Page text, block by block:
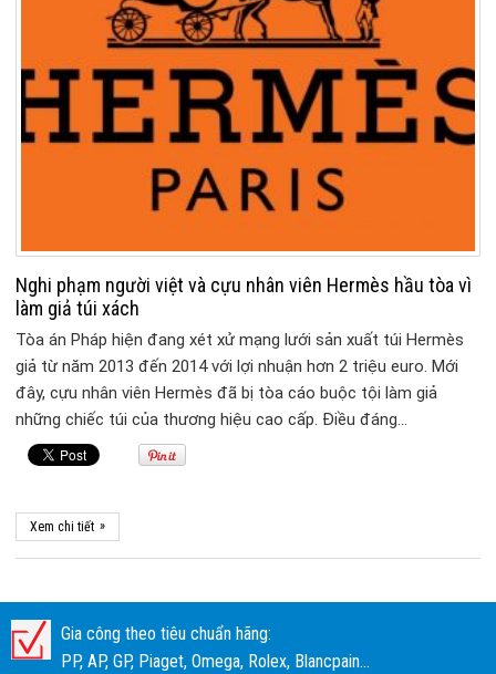
Nghi phạm người việt và cựu nhân viên Hermès hầu tòa vì
làm giả túi xách
Tòa án Pháp hiện đang xét xử mạng lưới sản xuất túi Hermès
giả từ năm 2013 đến 2014 với lợi nhuận hơn 2 triệu euro. Mới
đây, cựu nhân viên Hermès đã bị tòa cáo buộc tội làm giả
những chiếc túi của thương hiệu cao cấp. Điều đáng…
Xem chi tiết »
Gia công theo tiêu chuẩn hãng:
PP, AP, GP, Piaget, Omega, Rolex, Blancpain...